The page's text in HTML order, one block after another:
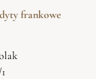
frankowe